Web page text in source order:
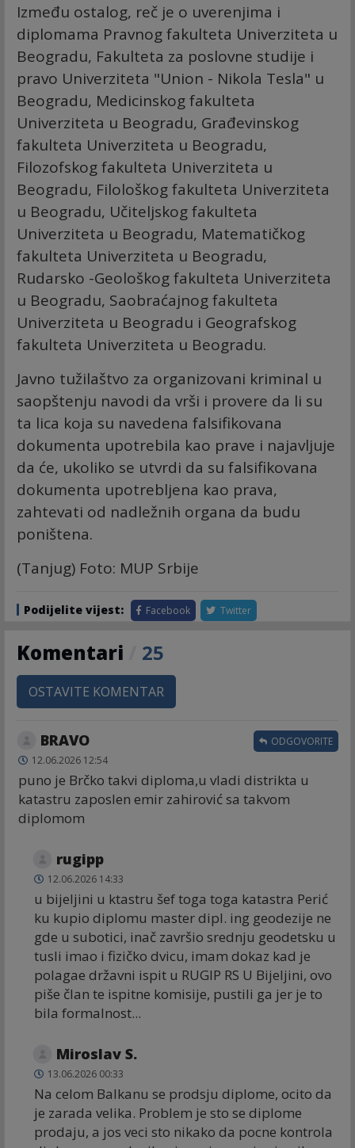
Između ostalog, reč je o uverenjima i
diplomama Pravnog fakulteta Univerziteta u
Beogradu, Fakulteta za poslovne studije i
pravo Univerziteta "Union - Nikola Tesla" u
Beogradu, Medicinskog fakulteta
Univerziteta u Beogradu, Građevinskog
fakulteta Univerziteta u Beogradu,
Filozofskog fakulteta Univerziteta u
Beogradu, Filološkog fakulteta Univerziteta
u Beogradu, Učiteljskog fakulteta
Univerziteta u Beogradu, Matematičkog
fakulteta Univerziteta u Beogradu,
Rudarsko -Geološkog fakulteta Univerziteta
u Beogradu, Saobraćajnog fakulteta
Univerziteta u Beogradu i Geografskog
fakulteta Univerziteta u Beogradu.
Javno tužilaštvo za organizovani kriminal u
saopštenju navodi da vrši i provere da li su
ta lica koja su navedena falsifikovana
dokumenta upotrebila kao prave i najavljuje
da će, ukoliko se utvrdi da su falsifikovana
dokumenta upotrebljena kao prava,
zahtevati od nadležnih organa da budu
poništena.
(Tanjug) Foto: MUP Srbije
Podijelite vijest: Facebook Twitter
Komentari 25
OSTAVITE KOMENTAR
BRAVO
12.06.2026 12:54
puno je Brčko takvi diploma,u vladi distrikta u
katastru zaposlen emir zahirović sa takvom
diplomom
ODGOVORITE
rugipp
12.06.2026 14:33
u bijeljini u ktastru šef toga toga katastra Perić
ku kupio diplomu master dipl. ing geodezije ne
gde u subotici, inač završio srednju geodetsku u
tusli imao i fizičko dvicu, imam dokaz kad je
polagae državni ispit u RUGIP RS U Bijeljini, ovo
piše član te ispitne komisije, pustili ga jer je to
bila formalnost...
Miroslav S.
13.06.2026 00:33
Na celom Balkanu se prodsju diplome, ocito da
je zarada velika. Problem je sto se diplome
prodaju, a jos veci sto nikako da pocne kontrola